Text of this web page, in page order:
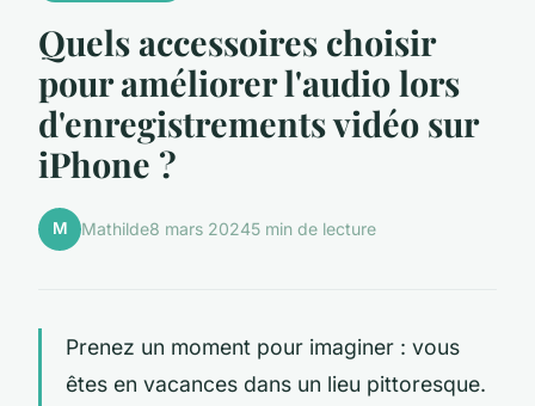
Quels accessoires choisir
pour améliorer l'audio lors
d'enregistrements vidéo sur
iPhone ?
M Mathilde8 mars 20245 min de lecture
Prenez un moment pour imaginer : vous
êtes en vacances dans un lieu pittoresque.